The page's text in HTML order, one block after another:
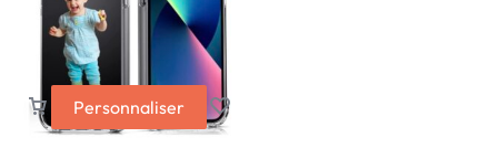
Personnaliser